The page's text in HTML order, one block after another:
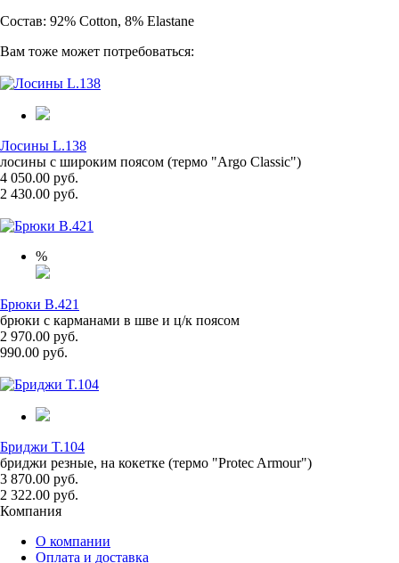
Состав: 92% Cotton, 8% Elastane
Вам тоже может потребоваться:
Лосины L.138
лосины с широким поясом (термо "Argo Classic")
4 050.00 руб.
2 430.00 руб.
%
Брюки B.421
брюки с карманами в шве и ц/к поясом
2 970.00 руб.
990.00 руб.
Бриджи T.104
бриджи резные, на кокетке (термо "Protec Armour")
3 870.00 руб.
2 322.00 руб.
Компания
О компании
Оплата и доставка